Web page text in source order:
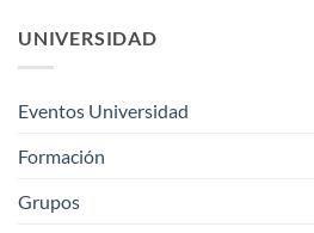
UNIVERSIDAD
Eventos Universidad
Formación
Grupos